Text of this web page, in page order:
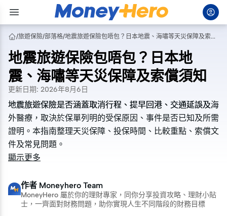
/旅遊保險/部落格/ 地震旅遊保險包唔包？日本地震、海嘯等天災保障及索償須知
地震旅遊保險包唔包？日本地
震、海嘯等天災保障及索償須知
更新日期: 2026年8月6日
地震旅遊保險是否涵蓋取消行程、提早回港、交通延誤及海
外醫療，取決於保單列明的受保原因、事件是否已知及所需
證明。本指南整理天災保障、投保時間、比較重點、索償文
件及常見問題。
地震旅遊保險是否涵蓋取消行程、提早回港、交通延誤及海
外醫療，取決於保單列明的受保原因、事件是否已知及所需
證明。本指南整理天災保障、投保時間、比較重點、索償文
件及常見問題。
顯示更多
作者 Moneyhero Team
MoneyHero 屬於你的理財專家，同你分享投資攻略、理財小貼
士，一齊面對財務問題，助你實現人生不同階段的財務目標